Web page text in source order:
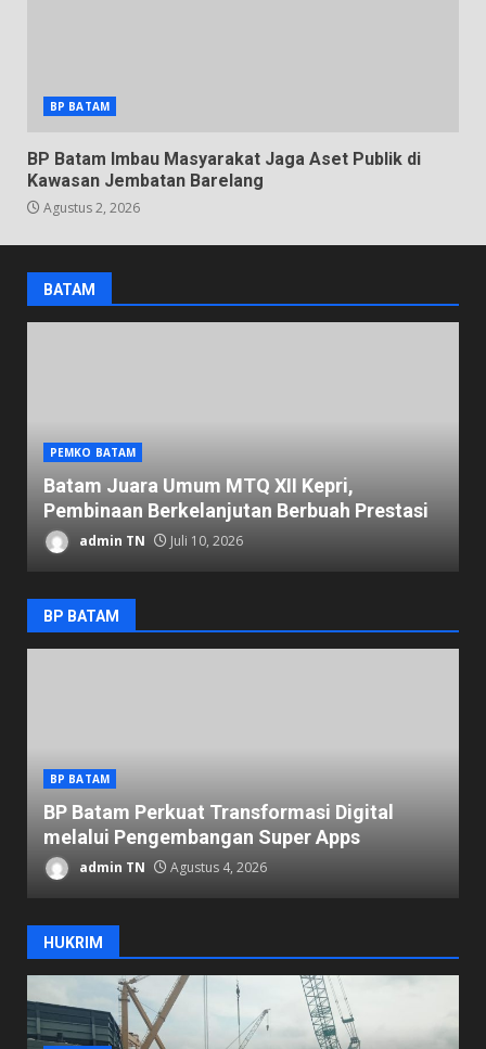
BP BATAM
BP Batam Imbau Masyarakat Jaga Aset Publik di
Kawasan Jembatan Barelang
Agustus 2, 2026
BATAM
PEMKO BATAM
Batam Juara Umum MTQ XII Kepri,
Pembinaan Berkelanjutan Berbuah Prestasi
admin TN Juli 10, 2026
BP BATAM
BP BATAM
BP Batam Perkuat Transformasi Digital
melalui Pengembangan Super Apps
admin TN Agustus 4, 2026
HUKRIM